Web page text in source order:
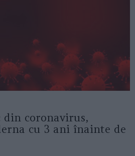
coronavirus,
cu 3 ani înainte de